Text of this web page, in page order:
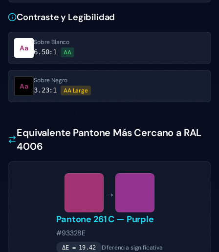
Contraste y Legibilidad
Aa
Sobre Blanco
6.50:1 AA
Aa
Sobre Negro
3.23:1 AA Large
Equivalente Pantone Más Cercano a RAL
4006
→
Pantone 261 C — Purple
#93328E
ΔE = 19.42 Diferencia significativa